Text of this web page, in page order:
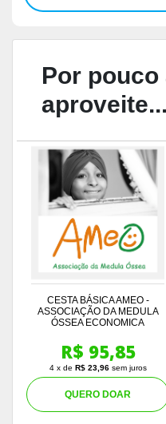
Por pouco
aproveite...
CESTA BÁSICA AMEO -
ASSOCIAÇÃO DA MEDULA
ÓSSEA ECONOMICA
R$ 95,85
4 x de R$ 23,96sem juros
QUERO DOAR